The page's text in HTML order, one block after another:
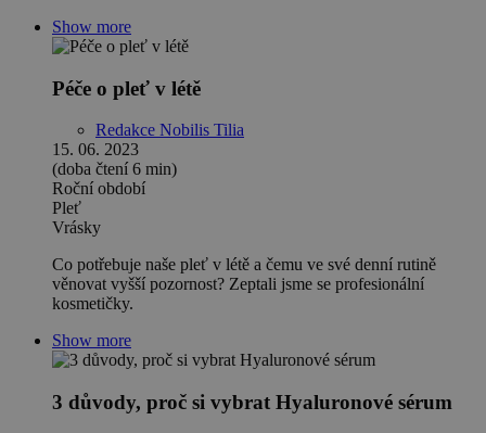
Show more
Péče o pleť v létě
Redakce Nobilis Tilia
15. 06. 2023
(doba čtení 6 min)
Roční období
Pleť
Vrásky
Co potřebuje naše pleť v létě a čemu ve své denní rutině
věnovat vyšší pozornost? Zeptali jsme se profesionální
kosmetičky.
Show more
3 důvody, proč si vybrat Hyaluronové sérum